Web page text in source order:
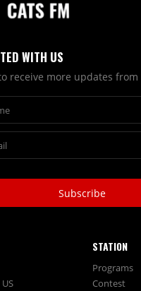
WITH US
receive more updates from
Subscribe
STATION
Programs
Contest